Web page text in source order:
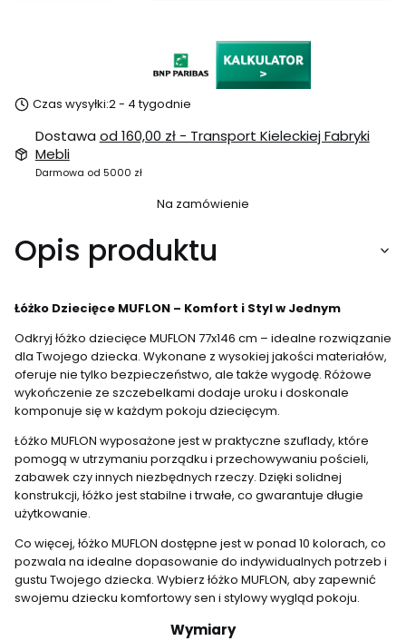
Czas wysyłki:2 - 4 tygodnie
Dostawa od 160,00 zł - Transport Kieleckiej Fabryki
Mebli
Darmowa od 5000 zł
Na zamówienie
Opis produktu
Łóżko Dziecięce MUFLON – Komfort i Styl w Jednym
Odkryj łóżko dziecięce MUFLON 77x146 cm – idealne rozwiązanie
dla Twojego dziecka. Wykonane z wysokiej jakości materiałów,
oferuje nie tylko bezpieczeństwo, ale także wygodę. Różowe
wykończenie ze szczebelkami dodaje uroku i doskonale
komponuje się w każdym pokoju dziecięcym.
Łóżko MUFLON wyposażone jest w praktyczne szuflady, które
pomogą w utrzymaniu porządku i przechowywaniu pościeli,
zabawek czy innych niezbędnych rzeczy. Dzięki solidnej
konstrukcji, łóżko jest stabilne i trwałe, co gwarantuje długie
użytkowanie.
Co więcej, łóżko MUFLON dostępne jest w ponad 10 kolorach, co
pozwala na idealne dopasowanie do indywidualnych potrzeb i
gustu Twojego dziecka. Wybierz łóżko MUFLON, aby zapewnić
swojemu dziecku komfortowy sen i stylowy wygląd pokoju.
Wymiary